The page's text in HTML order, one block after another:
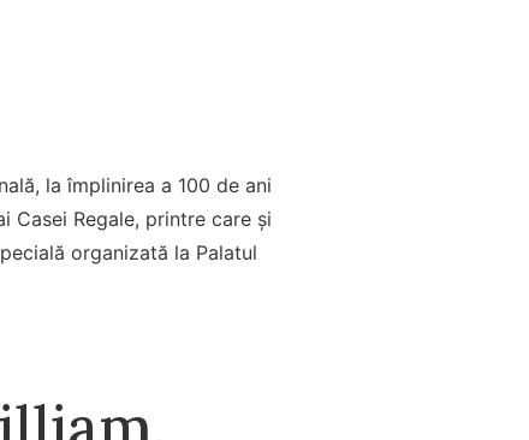
la împlinirea a 100 de ani
Casei Regale, printre care și
organizată la Palatul